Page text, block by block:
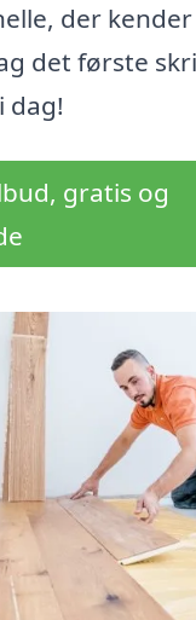
der
det første
dag!
gratis og